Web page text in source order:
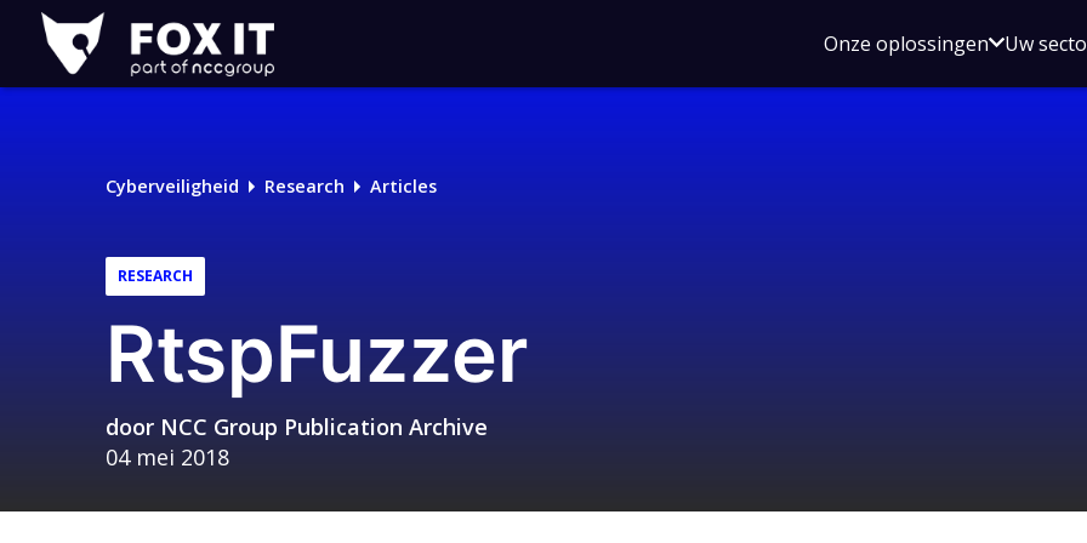
Fox-
IT
Onze oplossingenOpen
voor
Uw
Cyberveiligheid Research Articles
RESEARCH
RtspFuzzer
door NCC Group Publication Archive
04 mei 2018